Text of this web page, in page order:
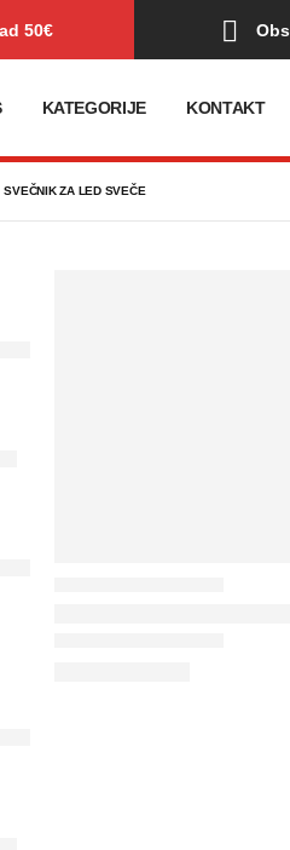
50€
KATEGORIJE KONTAKT
SVEČNIK ZA LED SVEČE